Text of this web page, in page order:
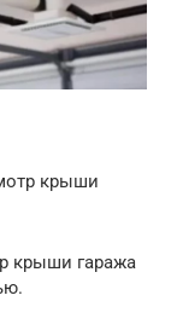
крыши
крыши гаража